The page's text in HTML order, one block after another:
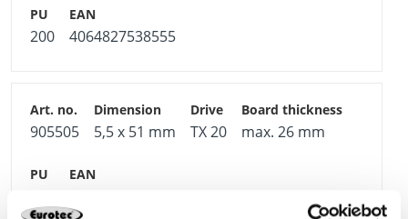
200 4064827538555
905505 5,5 x 51 mm TX 20 max. 26 mm